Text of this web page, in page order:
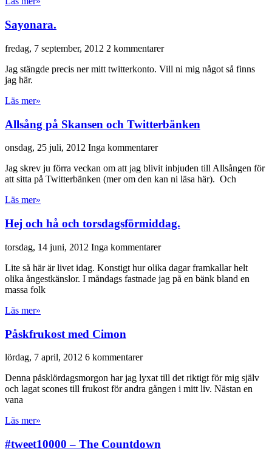
Sayonara.
fredag, 7 september, 2012 2 kommentarer
Jag stängde precis ner mitt twitterkonto. Vill ni mig något så finns
jag här.
Läs mer»
Allsång på Skansen och Twitterbänken
onsdag, 25 juli, 2012 Inga kommentarer
Jag skrev ju förra veckan om att jag blivit inbjuden till Allsången för
att sitta på Twitterbänken (mer om den kan ni läsa här). Och
Läs mer»
Hej och hå och torsdagsförmiddag.
torsdag, 14 juni, 2012 Inga kommentarer
Lite så här är livet idag. Konstigt hur olika dagar framkallar helt
olika ångestkänslor. I måndags fastnade jag på en bänk bland en
massa folk
Läs mer»
Påskfrukost med Cimon
lördag, 7 april, 2012 6 kommentarer
Denna påsklördagsmorgon har jag lyxat till det riktigt för mig själv
och lagat scones till frukost för andra gången i mitt liv. Nästan en
vana
Läs mer»
#tweet10000 – The Countdown